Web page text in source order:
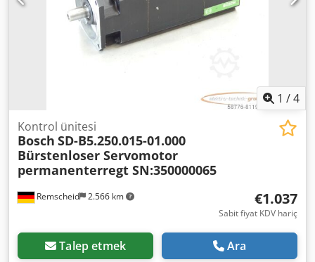
1 /4
Remscheid 2.566 km
Kontrol ünitesi
Bosch SD-B5.250.015-01.000
Bürstenloser Servomotor
permanenterregt SN:350000065
€1.037
Sabit fiyat KDV hariç
Talep etmek Ara